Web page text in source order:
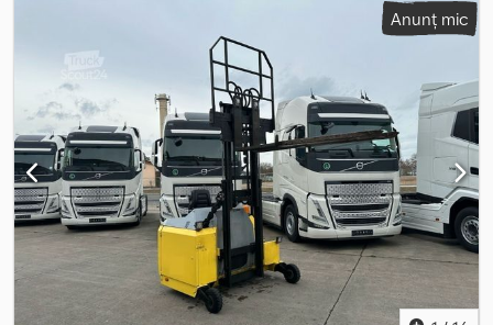
caracter obligatoriu și nu constituie garanții. Vânzătorul nu
răspunde pentru eventuale erori de scriere sau transmitere a
datelor / modificări / omisiuni / erori. Vânzarea intermediară este
* Macaraua a fost folosită în proporție de 90% pentru lucrări de
ridicare * 4 extensii hidraulice * Macaraua a fost montată pe
consolă interschimbabilă * Pregătire pentru clește și rotator *
Telecomandă Imagini = Stare originală Pentru informații
suplimentare vă rugăm să mă contactați: Datele sunt fără
garanție, modificări, vânzare intermediară și erori rezervate.
Anunț mic